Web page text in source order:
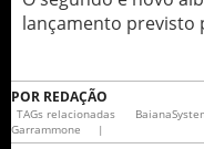
lançamento previsto
POR REDAÇÃO
TAGs relacionadas
Garrammone
|